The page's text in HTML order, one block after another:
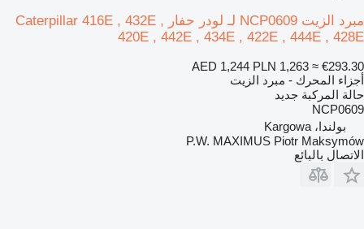
مبرد الزيت NCP0609 لـ لودر حفار Caterpillar 416E , 432E ,
420E , 442E , 434E , 422E , 444E , 428E
AED 1,244 PLN 1,263 ≈ €293.30
أجزاء المحرك - مبرد الزيت
حالة المركبة جديد
NCP0609
بولندا، Kargowa
P.W. MAXIMUS Piotr Maksymów
الاتصال بالبائع